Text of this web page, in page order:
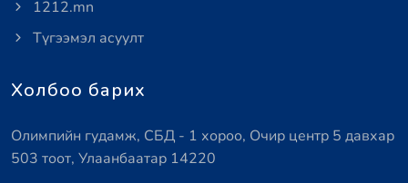
1212.mn
Түгээмэл асуулт
Холбоо барих
Олимпийн гудамж, СБД - 1 хороо, Очир центр 5 давхар
503 тоот, Улаанбаатар 14220